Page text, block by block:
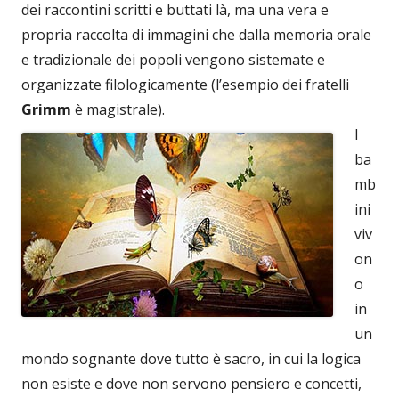
dei raccontini scritti e buttati là, ma una vera e
propria raccolta di immagini che dalla memoria orale
e tradizionale dei popoli vengono sistemate e
organizzate filologicamente (l’esempio dei fratelli
Grimm è magistrale).
I
ba
mb
ini
viv
on
o
in
un
mondo sognante dove tutto è sacro, in cui la logica
non esiste e dove non servono pensiero e concetti,